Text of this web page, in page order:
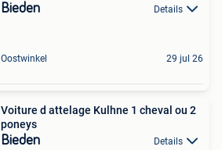
Bieden Details
Oostwinkel 29 jul 26
Voiture d attelage Kulhne 1 cheval ou 2
poneys
Bieden Details